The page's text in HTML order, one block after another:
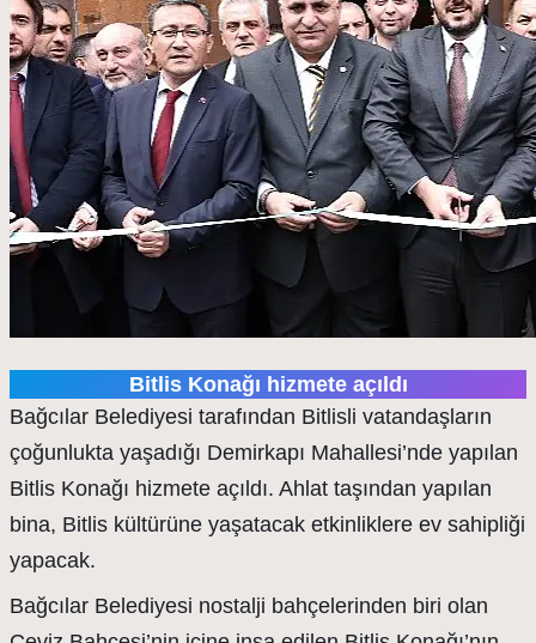
Bitlis Konağı hizmete açıldı
Bağcılar Belediyesi tarafından Bitlisli vatandaşların
çoğunlukta yaşadığı Demirkapı Mahallesi’nde yapılan
Bitlis Konağı hizmete açıldı. Ahlat taşından yapılan
bina, Bitlis kültürüne yaşatacak etkinliklere ev sahipliği
yapacak.
Bağcılar Belediyesi nostalji bahçelerinden biri olan